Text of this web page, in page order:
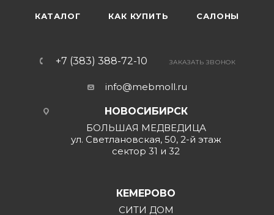
КАТАЛОГ КАК КУПИТЬ САЛОНЫ
+7 (383) 388-72-10 ЗАКАЗАТЬ ЗВОНОК
info@mebmoll.ru
НОВОСИБИРСК
БОЛЬШАЯ МЕДВЕДИЦА
ул. Светлановская, 50, 2-й этаж
сектор 31 и 32
КЕМЕРОВО
СИТИ ДОМ